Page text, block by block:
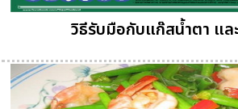
วิธีรับมือกับแก๊สน้ำตา แล